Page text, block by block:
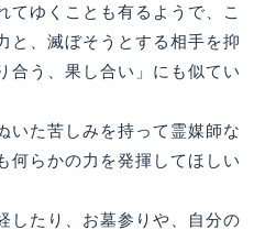
てゆくことも有るようで、こ
と、滅ぼそうとする相手を抑
合う、果し合い」にも似てい
た苦しみを持って霊媒師な
何らかの力を発揮してほしい
したり、お墓参りや、自分の